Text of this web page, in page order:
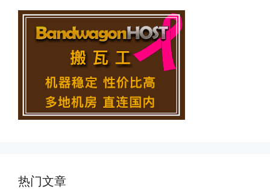
热门文章